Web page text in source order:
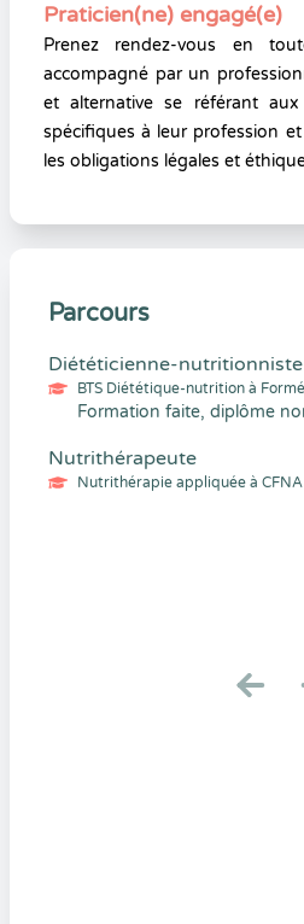
Praticien(ne) engagé(e)
Prenez rendez-vous en
accompagné par un
et alternative se référant aux
spécifiques à leur profession
les obligations légales et
Parcours
Diététicienne-nutritionniste
BTS Diététique-nutrition à
Formation faite, diplôme
Nutrithérapeute
Nutrithérapie appliquée à